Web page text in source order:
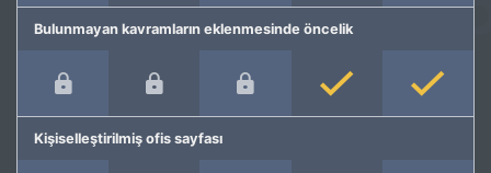
Bulunmayan kavramların eklenmesinde öncelik
Kişiselleştirilmiş ofis sayfası